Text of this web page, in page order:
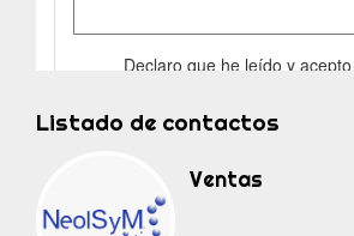
Listado de contactos
Ventas